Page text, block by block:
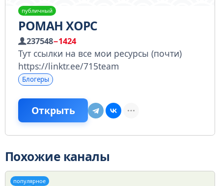
публичный
РОМАН ХОРС
237548−1424
Тут ссылки на все мои ресурсы (почти)
https://linktr.ee/715team
Блогеры
Открыть
Похожие каналы
популярное